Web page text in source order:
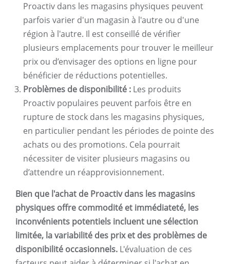
Proactiv dans les magasins physiques peuvent
parfois varier d'un magasin à l'autre ou d'une
région à l'autre. Il est conseillé de vérifier
plusieurs emplacements pour trouver le meilleur
prix ou d’envisager des options en ligne pour
bénéficier de réductions potentielles.
Problèmes de disponibilité : Les produits
Proactiv populaires peuvent parfois être en
rupture de stock dans les magasins physiques,
en particulier pendant les périodes de pointe des
achats ou des promotions. Cela pourrait
nécessiter de visiter plusieurs magasins ou
d’attendre un réapprovisionnement.
Bien que l'achat de Proactiv dans les magasins
physiques offre commodité et immédiateté, les
inconvénients potentiels incluent une sélection
limitée, la variabilité des prix et des problèmes de
disponibilité occasionnels. L'évaluation de ces